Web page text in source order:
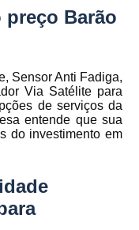
de Rastreamento por
Empresa
de Frota de
de Frota de Empresas
Gerenciamento
de Frota
de Frota Manutenção
de Frota para
Barão
Sensor Anti Fadiga,
Via Satélite para
de serviços da
entende que sua
do investimento em